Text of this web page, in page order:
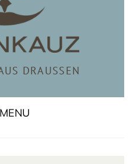
DRAUSSEN
MENU